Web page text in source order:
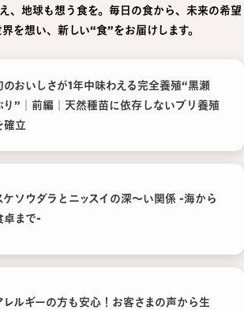
、地球も想う食を。毎日の食から、未来の希望
を想い、新しい“食”をお届けします。
のおいしさが1年中味わえる完全養殖“黒瀬
り”｜前編｜天然種苗に依存しないブリ養殖
確立
ケソウダラとニッスイの深〜い関係 -海から
卓まで-
レルギーの方も安心！お客さまの声から生